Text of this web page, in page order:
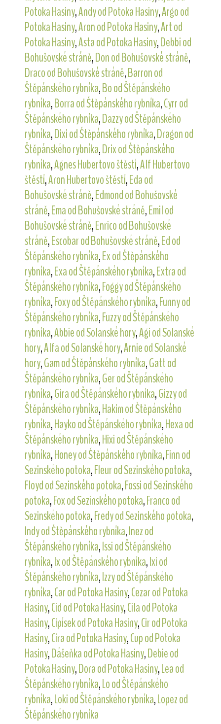
Potoka Hasiny,Andy od Potoka Hasiny,Argo od
Potoka Hasiny,Aron od Potoka Hasiny,Art od
Potoka Hasiny,Asta od Potoka Hasiny,Debbi od
Bohušovské stráně,Don od Bohušovské stráně,
Draco od Bohušovské stráně,Barron od
Štěpánského rybníka,Bo od Štěpánského
rybníka,Borra od Štěpánského rybníka,Cyrr od
Štěpánského rybníka,Dazzy od Štěpánského
rybníka,Dixi od Štěpánského rybníka,Dragon od
Štěpánského rybníka,Drix od Štěpánského
rybníka,Agnes Hubertovo štěstí,Alf Hubertovo
štěstí,Aron Hubertovo štěstí,Eda od
Bohušovské stráně,Edmond od Bohušovské
stráně,Ema od Bohušovské stráně,Emil od
Bohušovské stráně,Enrico od Bohušovské
stráně,Escobar od Bohušovské stráně,Ed od
Štěpánského rybníka,Ex od Štěpánského
rybníka,Exa od Štěpánského rybníka,Extra od
Štěpánského rybníka,Foggy od Štěpánského
rybníka,Foxy od Štěpánského rybníka,Funny od
Štěpánského rybníka,Fuzzy od Štěpánského
rybníka,Abbie od Solanské hory,Agi od Solanské
hory,Alfa od Solanské hory,Arnie od Solanské
hory,Gam od Štěpánského rybníka,Gatt od
Štěpánského rybníka,Ger od Štěpánského
rybníka,Gira od Štěpánského rybníka,Gizzy od
Štěpánského rybníka,Hakim od Štěpánského
rybníka,Hayko od Štěpánského rybníka,Hexa od
Štěpánského rybníka,Hixi od Štěpánského
rybníka,Honey od Štěpánského rybníka,Finn od
Sezinského potoka,Fleur od Sezinského potoka,
Floyd od Sezinského potoka,Fossi od Sezinského
potoka,Fox od Sezinského potoka,Franco od
Sezinského potoka,Fredy od Sezinského potoka,
Indy od Štěpánského rybníka,Inez od
Štěpánského rybníka,Issi od Štěpánského
rybníka,Ix od Štěpánského rybníka,Ixi od
Štěpánského rybníka,Izzy od Štěpánského
rybníka,Car od Potoka Hasiny,Cezar od Potoka
Hasiny,Cid od Potoka Hasiny,Cila od Potoka
Hasiny,Cipísek od Potoka Hasiny,Cir od Potoka
Hasiny,Cira od Potoka Hasiny,Cup od Potoka
Hasiny,Dášeňka od Potoka Hasiny,Debie od
Potoka Hasiny,Dora od Potoka Hasiny,Lea od
Štěpánského rybníka,Lo od Štěpánského
rybníka,Loki od Štěpánského rybníka,Lopez od
Štěpánského rybníka